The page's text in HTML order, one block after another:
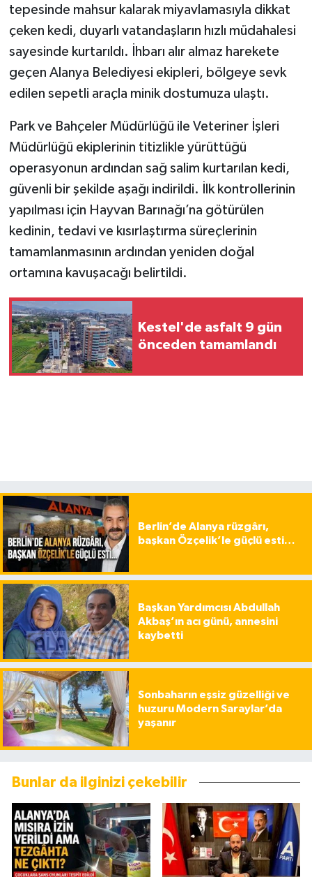
tepesinde mahsur kalarak miyavlamasıyla dikkat
çeken kedi, duyarlı vatandaşların hızlı müdahalesi
sayesinde kurtarıldı. İhbarı alır almaz harekete
geçen Alanya Belediyesi ekipleri, bölgeye sevk
edilen sepetli araçla minik dostumuza ulaştı.
Park ve Bahçeler Müdürlüğü ile Veteriner İşleri
Müdürlüğü ekiplerinin titizlikle yürüttüğü
operasyonun ardından sağ salim kurtarılan kedi,
güvenli bir şekilde aşağı indirildi. İlk kontrollerinin
yapılması için Hayvan Barınağı’na götürülen
kedinin, tedavi ve kısırlaştırma süreçlerinin
tamamlanmasının ardından yeniden doğal
ortamına kavuşacağı belirtildi.
Kestel'de asfalt 9 gün
önceden tamamlandı
Berlin’de Alanya rüzgârı,
başkan Özçelik’le güçlü esti…
Başkan Yardımcısı Abdullah
Akbaş’ın acı günü, annesini
kaybetti
Sonbaharın eşsiz güzelliği ve
huzuru Modern Saraylar’da
yaşanır
Bunlar da ilginizi çekebilir